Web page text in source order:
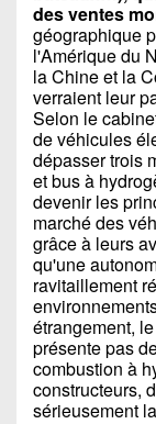
des ventes
géographique
l'Amérique du
la Chine et la
verraient leur
Selon le
de véhicules
dépasser trois
et bus à
devenir les
marché des
grâce à leurs
qu'une
ravitaillement
étrangement,
présente pas
combustion à
constructeurs,
sérieusement